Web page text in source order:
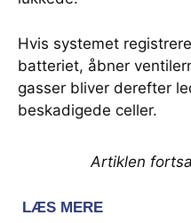
Hvis systemet
batteriet, åbner
gasser bliver derefter
beskadigede celler.
Artiklen